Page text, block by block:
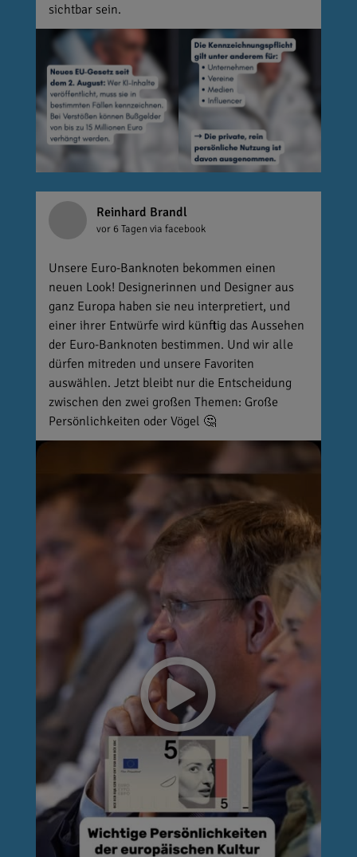
sichtbar sein.
Reinhard Brandl
vor 6 Tagen via facebook
Unsere Euro-Banknoten bekommen einen
neuen Look! Designerinnen und Designer aus
ganz Europa haben sie neu interpretiert, und
einer ihrer Entwürfe wird künftig das Aussehen
der Euro-Banknoten bestimmen. Und wir alle
dürfen mitreden und unsere Favoriten
auswählen. Jetzt bleibt nur die Entscheidung
zwischen den zwei großen Themen: Große
Persönlichkeiten oder Vögel 🤔